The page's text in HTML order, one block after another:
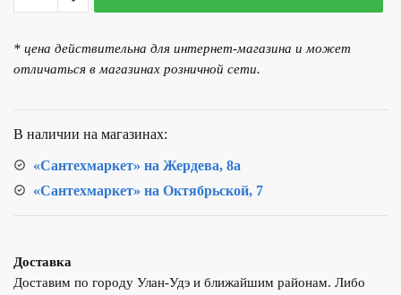
Блок
электронагревателей
ТЭНБ-3кВт
с
колпаком
* цена действительна для интернет-магазина и может
отличаться в магазинах розничной сети.
В наличии на магазинах:
«Сантехмаркет» на Жердева, 8а
«Сантехмаркет» на Октябрьской, 7
Доставка
Доставим по городу Улан-Удэ и ближайшим районам. Либо